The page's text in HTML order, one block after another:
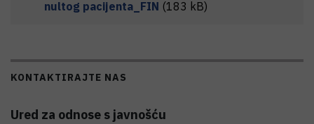
nultog pacijenta_FIN (183 kB)
KONTAKTIRAJTE NAS
Ured za odnose s javnošću